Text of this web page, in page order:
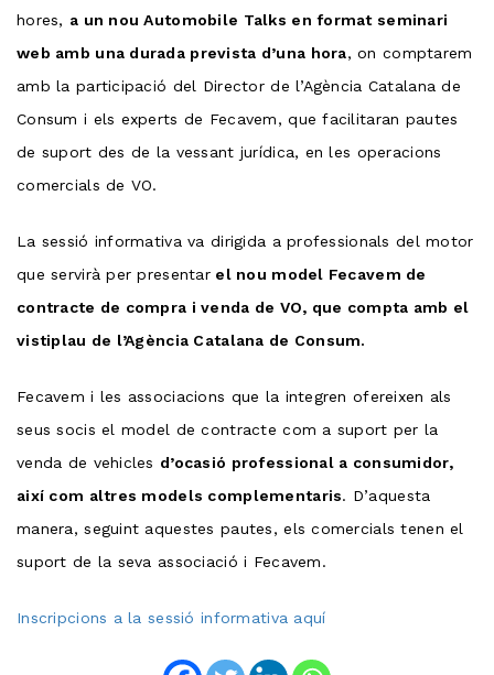
hores, a un nou Automobile Talks en format seminari
web amb una durada prevista d’una hora, on comptarem
amb la participació del Director de l’Agència Catalana de
Consum i els experts de Fecavem, que facilitaran pautes
de suport des de la vessant jurídica, en les operacions
comercials de VO.
La sessió informativa va dirigida a professionals del motor
que servirà per presentar el nou model Fecavem de
contracte de compra i venda de VO, que compta amb el
vistiplau de l’Agència Catalana de Consum.
Fecavem i les associacions que la integren ofereixen als
seus socis el model de contracte com a suport per la
venda de vehicles d’ocasió professional a consumidor,
així com altres models complementaris. D’aquesta
manera, seguint aquestes pautes, els comercials tenen el
suport de la seva associació i Fecavem.
Inscripcions a la sessió informativa aquí